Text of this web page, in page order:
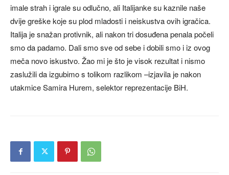
imale strah i igrale su odlučno, ali Italijanke su kaznile naše
dvije greške koje su plod mladosti i neiskustva ovih igračica.
Italija je snažan protivnik, ali nakon tri dosuđena penala počeli
smo da padamo. Dali smo sve od sebe i dobili smo i iz ovog
meča novo iskustvo. Žao mi je što je visok rezultat i nismo
zaslužili da izgubimo s tolikom razlikom –izjavila je nakon
utakmice Samira Hurem, selektor reprezentacije BiH.